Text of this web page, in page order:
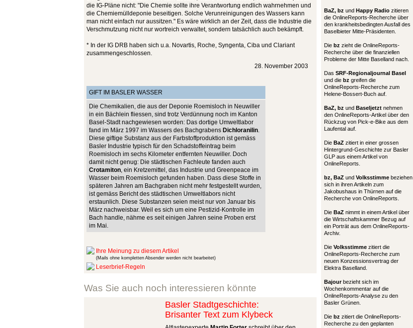
die IG-Pläne nicht: "Die Chemie sollte ihre Verantwortung endlich wahrnehmen und
die Chemiemülldeponie beseitigen. Solche Verunreinigungen des Wassers kann
man nicht einfach nur aussitzen." Es wäre wirklich an der Zeit, dass die Industrie die
Verschmutzung nicht nur wortreich verwaltet, sondern tatsächlich auch bekämpft.
* In der IG DRB haben sich u.a. Novartis, Roche, Syngenta, Ciba und Clariant
zusammengeschlossen.
28. November 2003
GIFT IM BASLER WASSER
Die Chemikalien, die aus der Deponie Roemisloch in Neuwiller
in ein Bächlein fliessen, sind trotz Verdünnung noch im Kanton
Basel-Stadt nachgewiesen worden: Das dortige Umweltlabor
fand im März 1997 im Wassers des Bachgrabens Dichloranilin.
Diese giftige Substanz aus der Farbstoffproduktion ist gemäss
Basler Industrie typisch für den Schadstoffeintrag beim
Roemisloch im sechs Kilometer entfernten Neuwiller. Doch
damit nicht genug: Die städtischen Fachleute fanden auch
Crotamiton, ein Kretzemittel, das Industrie und Greenpeace im
Wasser beim Roemisloch gefunden haben. Dass diese Stoffe in
späteren Jahren am Bachgraben nicht mehr festgestellt wurden,
ist gemäss Bericht des städtischen Umweltlabors nicht
erstaunlich. Diese Substanzen seien meist nur von Januar bis
März nachweisbar. Weil es sich um eine Pestizid-Kontrolle im
Bach handle, nähme es seit einigen Jahren seine Proben erst
im Mai.
Ihre Meinung zu diesem Artikel
(Mails ohne kompletten Absender werden nicht bearbeitet)
Leserbrief-Regeln
Was Sie auch noch interessieren könnte
Basler Stadtgeschichte:
Brisanter Text zum Klybeck
BaZ, bz und Happy Radio zitieren
die OnlineReports-Recherche über
den krankheitsbedingten Ausfall des
Baselbieter Mitte-Präsidenten.
Die bz zieht die OnlineReports-
Recherche über die finanziellen
Probleme der Mitte Baselland nach.
Das SRF-Regionaljournal Basel
und die bz greifen die
OnlineReports-Recherche zum
Helene-Bossert-Buch auf.
BaZ, bz und Baseljetzt nehmen
den OnlineReports-Artikel über den
Rückzug von Pick-e-Bike aus dem
Laufental auf.
Die BaZ zitiert in einer grossen
Hintergrund-Geschichte zur Basler
GLP aus einem Artikel von
OnlineReports.
bz, BaZ und Volksstimme beziehen
sich in ihren Artikeln zum
Jakobushaus in Thürnen auf die
Recherche von OnlineReports.
Die BaZ nimmt in einem Artikel über
die Wirtschaftskammer Bezug auf
ein Porträt aus dem OnlineReports-
Archiv.
Die Volksstimme zitiert die
OnlineReports-Recherche zum
neuen Konzessionsvertrag der
Elektra Baselland.
Bajourbezieht sich im
Wochenkommentar auf die
OnlineReports-Analyse zu den
Basler Grünen.
Die bz zitiert die OnlineReports-
Recherche zu den geplanten